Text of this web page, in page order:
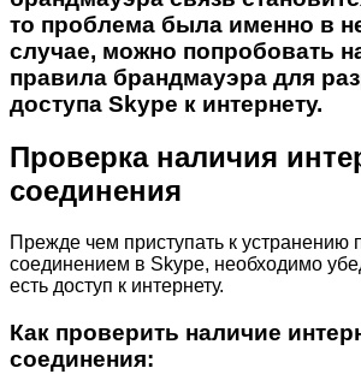
то проблема была именно в
случае, можно попробовать
правила брандмауэра для
доступа Skype к интернету.
Проверка наличия
соединения
Прежде чем приступать к устранению
соединением в Skype, необходимо
есть доступ к интернету.
Как проверить наличие
соединения: